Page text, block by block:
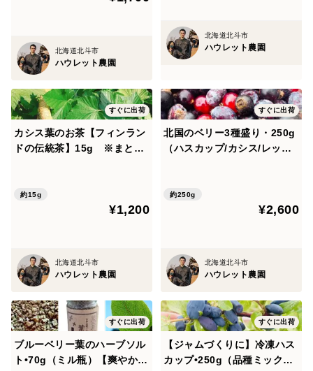
ーーー
【数量、分量の目安】
【ジャムの作り方】
ハスカップを少しずつ冷凍庫から取り出して、容器に入
れて砂糖と一緒に電子レンジで温めれば、すぐにジャム
になります。また、いっぺんに作る場合は、ハスカップ
を全て鍋に入れて、砂糖と一緒に煮詰めるだけで簡単に
できます。
北海道北斗市
ハウレット農園
北海道北斗市
ハウレット農園
すぐに出荷
カシス葉のお茶【フィンラン
ドの伝統茶】15g ※まとめ
約15g
¥1,200
北海道北斗市
ハウレット農園
すぐに出荷
北国のベリー3種盛り・250g
（ハスカップ/カシス/レッド
約250g
¥2,600
北海道北斗市
ハウレット農園
すぐに出荷
ブルーベリー葉のハーブソル
ト•70g（ミル瓶）【爽やかな
すぐに出荷
【ジャムづくりに】冷凍ハス
カップ•250g（品種ミック